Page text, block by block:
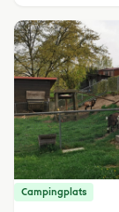
Campingplats